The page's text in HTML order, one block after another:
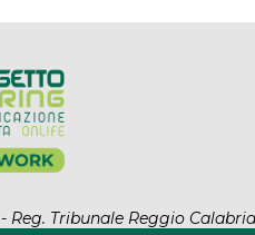
Tribunale Reggio